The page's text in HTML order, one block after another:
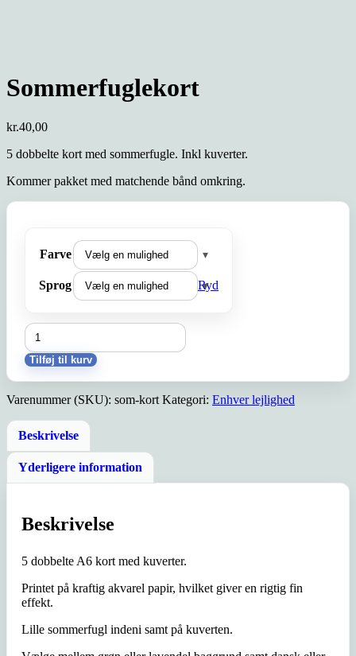
Sommerfuglekort
kr.40,00
5 dobbelte kort med sommerfugle. Inkl kuverter.
Kommer pakket med matchende bånd omkring.
Farve
Sprog Ryd
Sommerfuglekort
antal
Tilføj til kurv
Varenummer (SKU): som-kort Kategori: Enhver lejlighed
Beskrivelse
Yderligere information
Beskrivelse
5 dobbelte A6 kort med kuverter.
Printet på kraftig akvarel papir, hvilket giver en rigtig fin
effekt.
Lille sommerfugl indeni samt på kuverten.